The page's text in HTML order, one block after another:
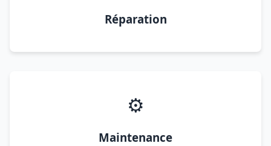
Réparation
⚙️
Maintenance